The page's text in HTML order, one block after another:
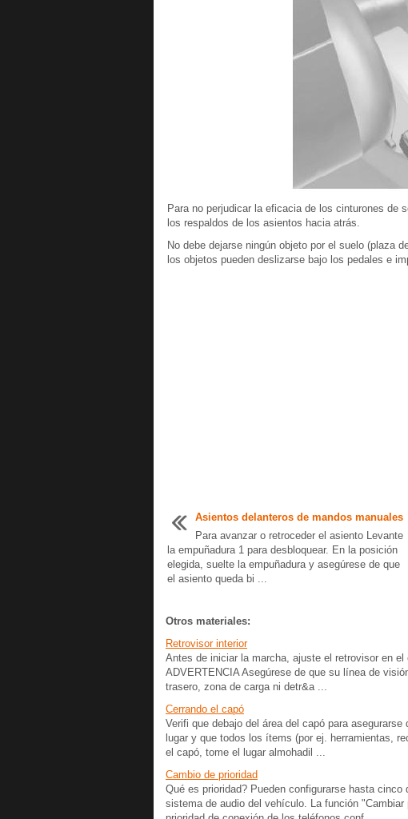
Para no perjudicar la eficacia de los cinturones de
los respaldos de los asientos hacia atrás.
No debe dejarse ningún objeto por el suelo (plaza
los objetos pueden deslizarse bajo los pedales e
Asientos delanteros de mandos manuales
Para avanzar o retroceder el asiento Levante
la empuñadura 1 para desbloquear. En la posición
elegida, suelte la empuñadura y asegúrese de que
el asiento queda bi ...
Otros materiales:
Retrovisor interior
Antes de iniciar la marcha, ajuste el retrovisor en
ADVERTENCIA Asegúrese de que su línea de
trasero, zona de carga ni detr&a ...
Cerrando el capó
Verifi que debajo del área del capó para
lugar y que todos los ítems (por ej. herramientas,
el capó, tome el lugar almohadil ...
Cambio de prioridad
Qué es prioridad? Pueden configurarse hasta
sistema de audio del vehículo. La función